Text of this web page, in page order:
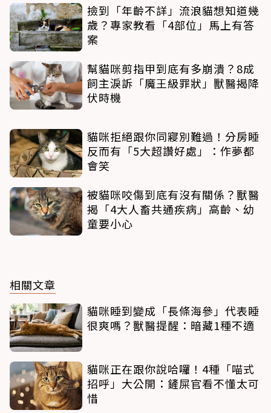
撿到「年齡不詳」流浪貓想知道幾
歲？專家教看「4部位」馬上有答
案
幫貓咪剪指甲到底有多崩潰？8成
飼主淚訴「魔王級罪狀」獸醫揭降
伏時機
貓咪拒絕跟你同寢別難過！分房睡
反而有「5大超讚好處」：作夢都
會笑
被貓咪咬傷到底有沒有關係？獸醫
揭「4大人畜共通疾病」高齡、幼
童要小心
相關文章
貓咪睡到變成「長條海參」代表睡
很爽嗎？獸醫提醒：暗藏1種不適
貓咪正在跟你說哈囉！4種「喵式
招呼」大公開：鏟屎官看不懂太可
惜